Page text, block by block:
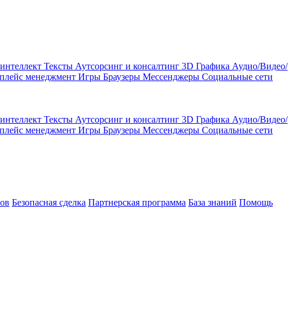
Тексты Аутсорсинг и консалтинг 3D Графика Аудио/Видео/
менеджмент Игры Браузеры Мессенджеры Социальные сети
Тексты Аутсорсинг и консалтинг 3D Графика Аудио/Видео/
менеджмент Игры Браузеры Мессенджеры Социальные сети
Безопасная сделка Партнерская программа База знаний Помощь